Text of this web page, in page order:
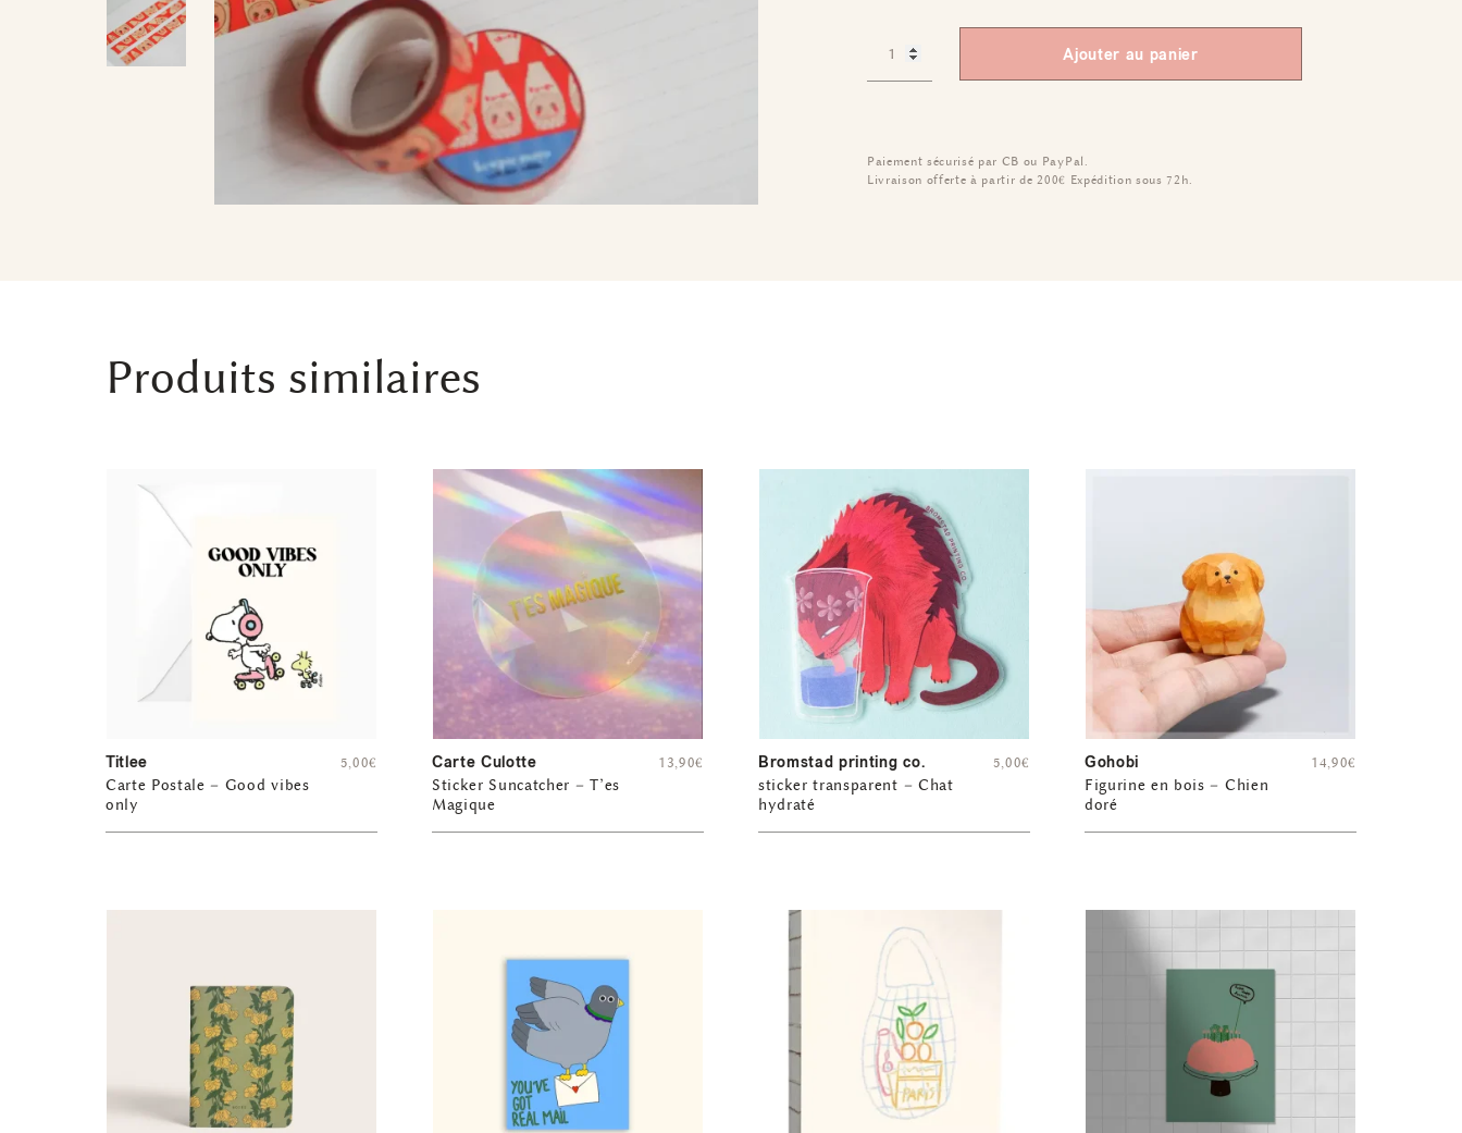
Ajouter au panier
Paiement sécurisé par CB ou PayPal.
Livraison offerte à partir de 200€ Expédition sous 72h.
Produits similaires
Titlee
Carte Postale – Good vibes
only
5,00€ Carte Culotte
Sticker Suncatcher – T’es
Magique
13,90€ Bromstad printing co.
sticker transparent – Chat
hydraté
5,00€ Gohobi
Figurine en bois – Chien
doré
14,90€